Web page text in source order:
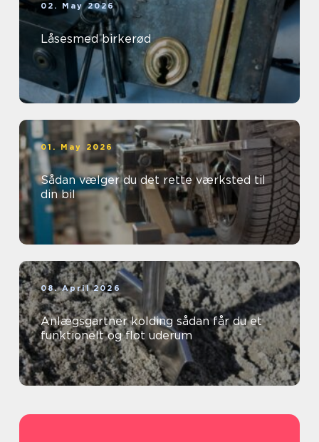
02. May 2026
Låsesmed birkerød
01. May 2026
Sådan vælger du det rette værksted til
din bil
08. April 2026
Anlægsgartner kolding sådan får du et
funktionelt og flot uderum